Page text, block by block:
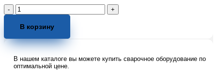
Количество
товара
Сварочный
VKING
MIG
200GS
PRO
В корзину
В нашем каталоге вы можете купить сварочное оборудование по
оптимальной цене.